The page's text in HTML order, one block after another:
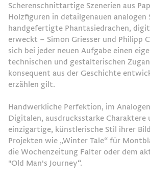
Scherenschnittartige Szenerien aus
Holzfiguren in detailgenauen analogen
handgefertigte Phantasiedrachen,
erweckt – Simon Griesser und Philipp
sich bei jeder neuen Aufgabe einen
technischen und gestalterischen
konsequent aus der Geschichte
erzählen gilt.
Handwerkliche Perfektion, im
Digitalen, ausdrucksstarke Charaktere
einzigartige, künstlerische Stil ihrer
Projekten wie „Winter Tale“ für
die Wochenzeitung Falter oder dem
"Old Man's Journey“.